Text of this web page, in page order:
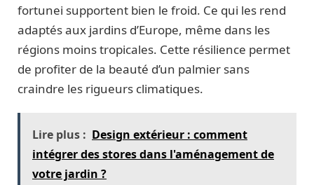
fortunei supportent bien le froid. Ce qui les rend
adaptés aux jardins d’Europe, même dans les
régions moins tropicales. Cette résilience permet
de profiter de la beauté d’un palmier sans
craindre les rigueurs climatiques.
Lire plus : Design extérieur : comment
intégrer des stores dans l'aménagement de
votre jardin ?